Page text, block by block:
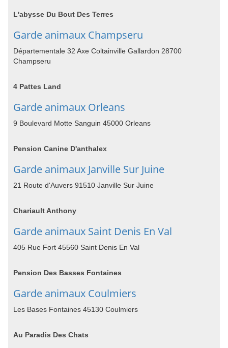
L'abysse Du Bout Des Terres
Garde animaux Champseru
Départementale 32 Axe Coltainville Gallardon 28700
Champseru
4 Pattes Land
Garde animaux Orleans
9 Boulevard Motte Sanguin 45000 Orleans
Pension Canine D'anthalex
Garde animaux Janville Sur Juine
21 Route d'Auvers 91510 Janville Sur Juine
Chariault Anthony
Garde animaux Saint Denis En Val
405 Rue Fort 45560 Saint Denis En Val
Pension Des Basses Fontaines
Garde animaux Coulmiers
Les Bases Fontaines 45130 Coulmiers
Au Paradis Des Chats